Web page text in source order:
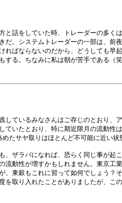
と話をしていた時、トレーダーの多く
だ。システムトレーダーの一部は、前
ればならないのだから、どうしても早
する。ちなみに私は朝が苦手である（
しているみなさんはご存じのとおり、
ていたとおり、特に期近限月の流動性
めたサヤ取りはほとんど不可能に近い状
、ザラバになれば、恐らく同じ事が起
流動性が増すかもしれません。東京工
、東穀もこれに習って如何でしょう？
を取り入れたことがありましたが、こ